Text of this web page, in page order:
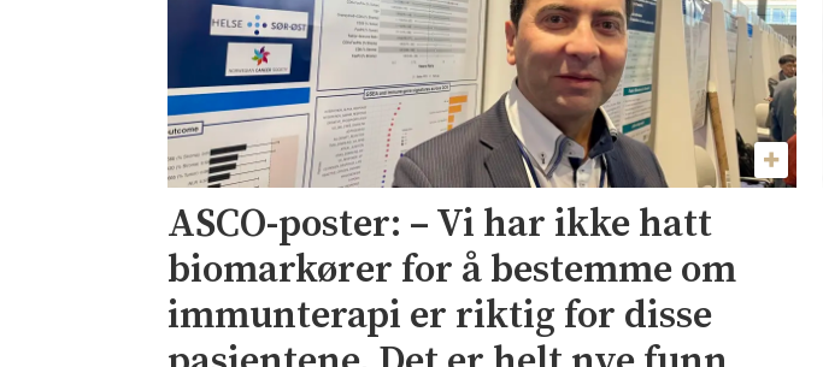
ASCO-poster: – Vi har ikke hatt
biomarkører for å bestemme om
immunterapi er riktig for disse